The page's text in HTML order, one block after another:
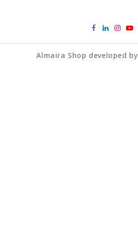
Almaira Shop developed by